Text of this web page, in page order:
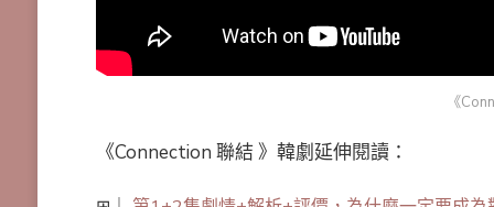
《
《Connection 聯結 》韓劇延伸閱讀：